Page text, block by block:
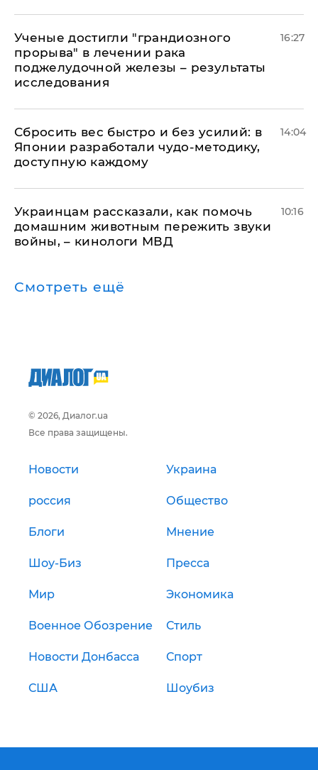
Ученые достигли "грандиозного
прорыва" в лечении рака
поджелудочной железы – результаты
исследования
16:27
Сбросить вес быстро и без усилий: в
Японии разработали чудо-методику,
доступную каждому
14:04
Украинцам рассказали, как помочь
домашним животным пережить звуки
войны, – кинологи МВД
10:16
Смотреть ещё
© 2026, Диалог.ua
Все права защищены.
Новости Украина
россия Общество
Блоги Мнение
Шоу-Биз Пресса
Мир Экономика
Военное Обозрение Стиль
Новости Донбасса Спорт
США Шоубиз